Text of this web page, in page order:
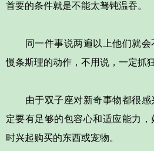
首要的条件就是不能太驽钝温吞。
同一件事说两遍以上他们就会
慢条斯理的动作，不用说，一定抓狂
由于双子座对新奇事物都很感
定要有足够的包容心和适应能力
时兴起购买的东西或宠物。